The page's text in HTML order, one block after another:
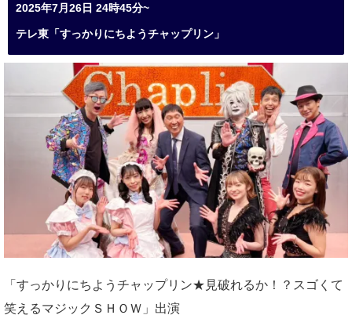
2025年7月26日 24時45分~
テレ東「すっかりにちようチャップリン」
「すっかりにちようチャップリン★見破れるか！？スゴくて
笑えるマジックＳＨＯＷ」出演